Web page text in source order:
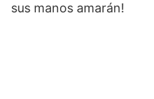
sus manos amarán!